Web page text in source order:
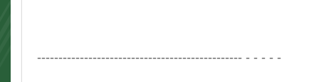
------------------------------------------------ - - - - -